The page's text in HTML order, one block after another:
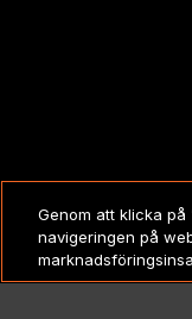
Genom att klicka
navigeringen på